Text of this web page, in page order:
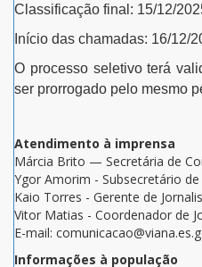
Classificação final: 15/12/
Início das chamadas: 16/12/
O processo seletivo terá
ser prorrogado pelo mesmo
Atendimento à imprensa
Márcia Brito — Secretária de
Ygor Amorim - Subsecretário
Kaio Torres - Gerente de
Vitor Matias - Coordenador de
E-mail:
Informações à população